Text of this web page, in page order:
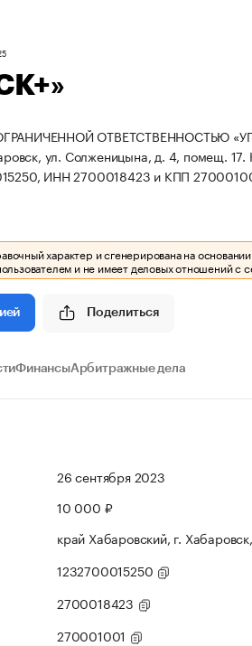
ОТВЕТСТВЕННОСТЬЮ
ул. Солженицына, д. 4, помещ. 17.
ИНН 2700018423 и КПП
характер и сгенерирована на
и не имеет деловых отношений с
Поделиться
ФинансыАрбитражные дела
26 сентября 2023
10 000 ₽
край Хабаровский, г.
1232700015250
2700018423
270001001